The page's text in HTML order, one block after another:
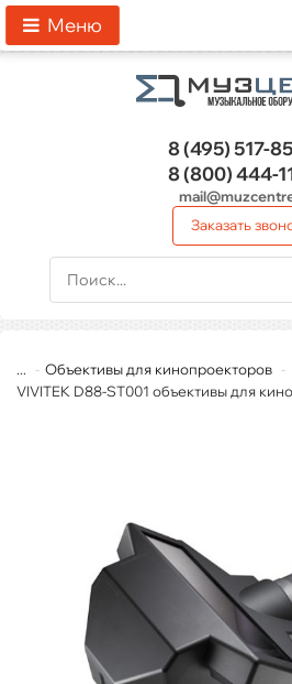
Меню
8 (495)517-
8 (800)444-
Заказать
...
Объективы для кинопроекторов
VIVITEK D88-ST001 объективы для